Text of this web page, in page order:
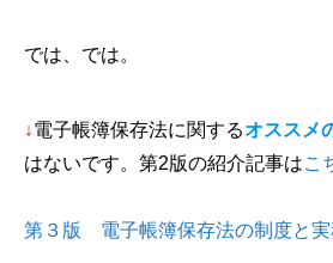
では、では。
↓電子帳簿保存法に関するオススメ
はないです。第2版の紹介記事はこ
第３版 電子帳簿保存法の制度と実